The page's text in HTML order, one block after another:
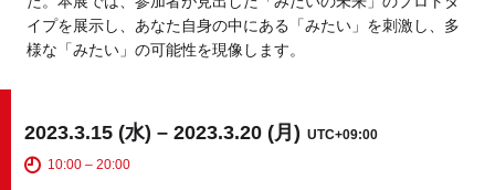
Business service
イプを展示し、あなた自身の中にある「みたい」を刺激し、多
様な「みたい」の可能性を現像します。
2023.3.15 (水) – 2023.3.20 (月) UTC+09:00
10:00 – 20:00